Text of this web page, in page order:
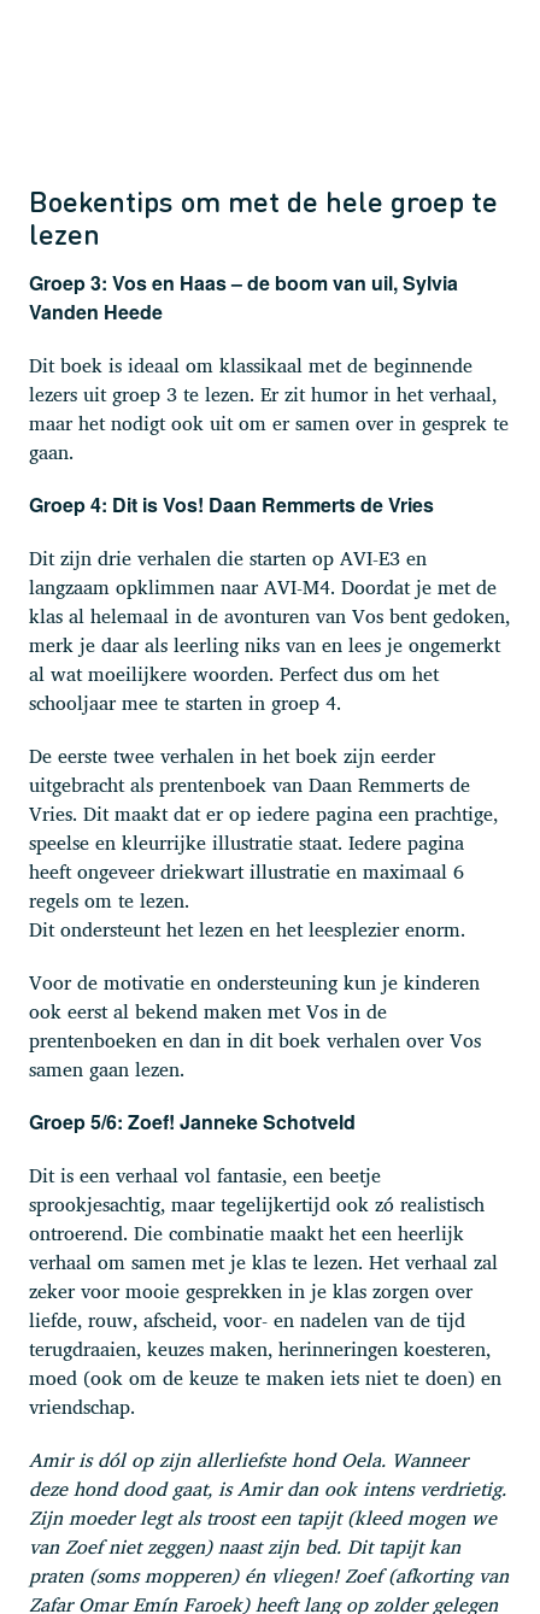
Boekentips om met de hele groep te
lezen
Groep 3: Vos en Haas – de boom van uil, Sylvia
Vanden Heede
Dit boek is ideaal om klassikaal met de beginnende
lezers uit groep 3 te lezen. Er zit humor in het verhaal,
maar het nodigt ook uit om er samen over in gesprek te
gaan.
Groep 4: Dit is Vos! Daan Remmerts de Vries
Dit zijn drie verhalen die starten op AVI-E3 en
langzaam opklimmen naar AVI-M4. Doordat je met de
klas al helemaal in de avonturen van Vos bent gedoken,
merk je daar als leerling niks van en lees je ongemerkt
al wat moeilijkere woorden. Perfect dus om het
schooljaar mee te starten in groep 4.
De eerste twee verhalen in het boek zijn eerder
uitgebracht als prentenboek van Daan Remmerts de
Vries. Dit maakt dat er op iedere pagina een prachtige,
speelse en kleurrijke illustratie staat. Iedere pagina
heeft ongeveer driekwart illustratie en maximaal 6
regels om te lezen.
Dit ondersteunt het lezen en het leesplezier enorm.
Voor de motivatie en ondersteuning kun je kinderen
ook eerst al bekend maken met Vos in de
prentenboeken en dan in dit boek verhalen over Vos
samen gaan lezen.
Groep 5/6: Zoef! Janneke Schotveld
Dit is een verhaal vol fantasie, een beetje
sprookjesachtig, maar tegelijkertijd ook zó realistisch
ontroerend. Die combinatie maakt het een heerlijk
verhaal om samen met je klas te lezen. Het verhaal zal
zeker voor mooie gesprekken in je klas zorgen over
liefde, rouw, afscheid, voor- en nadelen van de tijd
terugdraaien, keuzes maken, herinneringen koesteren,
moed (ook om de keuze te maken iets niet te doen) en
vriendschap.
Amir is dól op zijn allerliefste hond Oela. Wanneer
deze hond dood gaat, is Amir dan ook intens verdrietig.
Zijn moeder legt als troost een tapijt (kleed mogen we
van Zoef niet zeggen) naast zijn bed. Dit tapijt kan
praten (soms mopperen) én vliegen! Zoef (afkorting van
Zafar Omar Emín Faroek) heeft lang op zolder gelegen